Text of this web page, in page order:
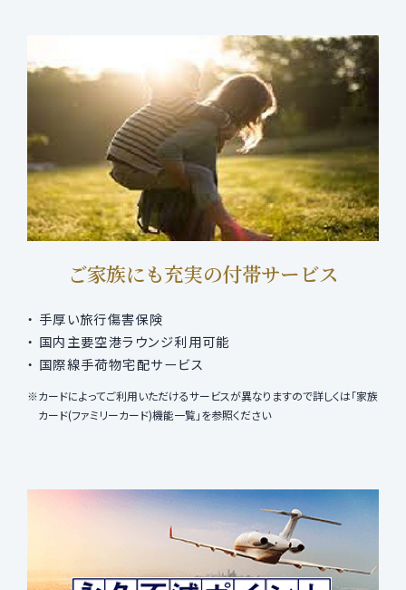
ご家族にも充実の付帯サービス
手厚い旅行傷害保険
国内主要空港ラウンジ利用可能
国際線手荷物宅配サービス
カードによってご利用いただけるサービスが異なりますので詳しくは「家族
カード(ファミリーカード)機能一覧」を参照ください